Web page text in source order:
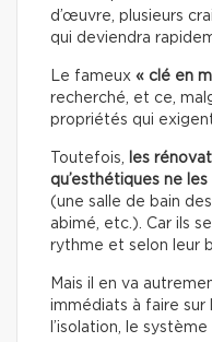
d’œuvre, plusieurs
qui deviendra
Le fameux « clé en
recherché, et ce,
propriétés qui
Toutefois,
les
qu’esthétiques ne
(une salle de bain
abimé, etc.). Car ils
rythme et selon leur
Mais il en va
immédiats à faire sur
l’isolation, le